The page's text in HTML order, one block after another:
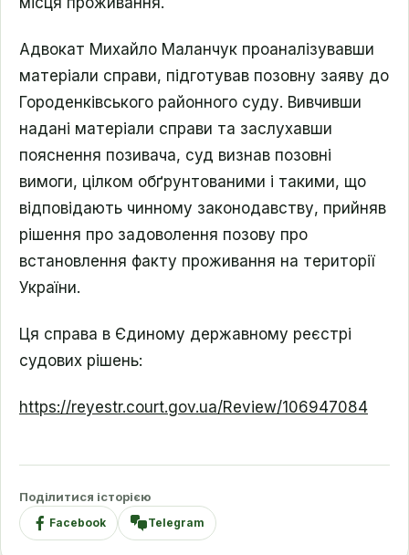
Адвокат Михайло Маланчук проаналізувавши
матеріали справи, підготував позовну заяву до
Городенківського районного суду. Вивчивши
надані матеріали справи та заслухавши
пояснення позивача, суд визнав позовні
вимоги, цілком обґрунтованими і такими, що
відповідають чинному законодавству, прийняв
рішення про задоволення позову про
встановлення факту проживання на території
України.
Ця справа в Єдиному державному реєстрі
судових рішень:
https://reyestr.court.gov.ua/Review/106947084
Поділитися історією
Facebook Telegram